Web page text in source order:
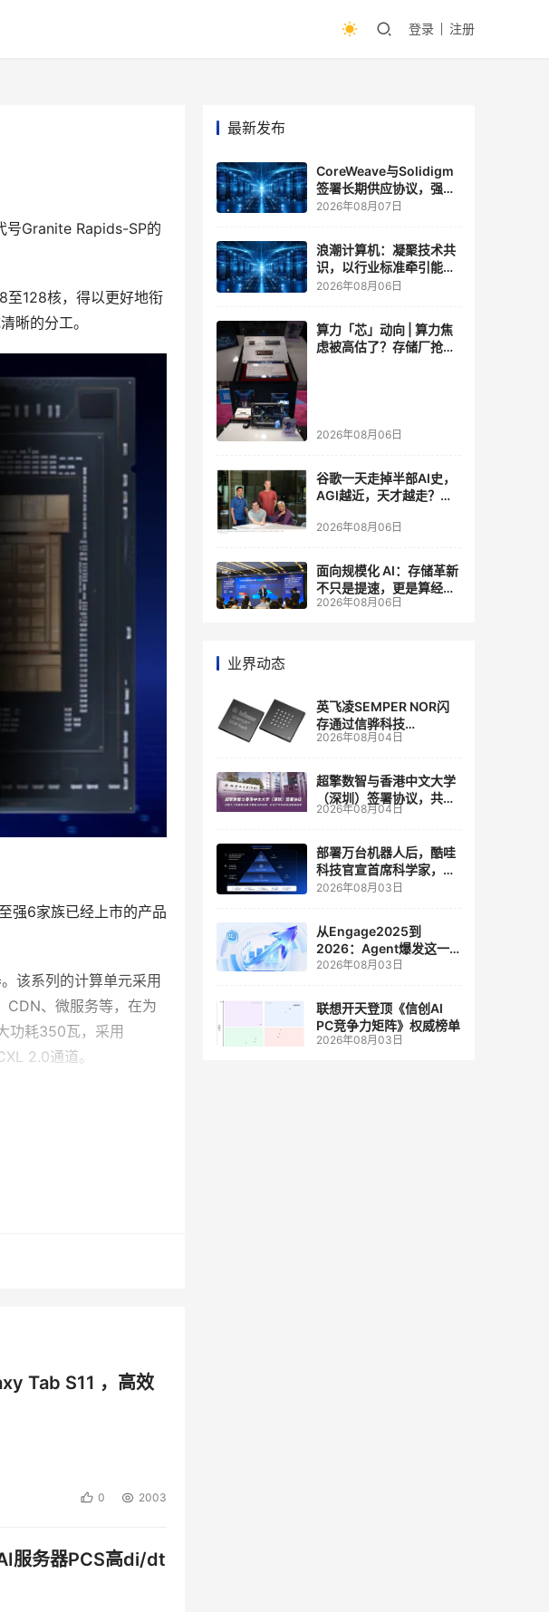
登录 注册
号Granite Rapids-SP的
至128核，得以更好地衔
晰的分工。
强6家族已经上市的产品
该系列的计算单元采用
CDN、微服务等，在为
功耗350瓦，采用
2.0通道。
要求严苛的云、科学
能核）、提供更大的内
（LGA 7529），最大
下，性能表现是至强6
Tab S11 ，高效
0 2003
服务器PCS高di/dt
最新发布
CoreWeave与Solidigm
签署长期供应协议，强化
一体化人工智能云平台
2026年08月07日
浪潮计算机：凝聚技术共
识，以行业标准牵引能力
跃升
2026年08月06日
算力「芯」动向 | 算力焦
虑被高估了？存储厂抢了
2026年08月06日
谷歌一天走掉半部AI史，
AGI越近，天才越走？大
自己的研发节奏
2026年08月06日
面向规模化 AI：存储革新
不只是提速，更是算经济
账
2026年08月06日
业界动态
英飞凌SEMPER NOR闪
存通过信骅科技
AST2700 BMC认证，全
管理
2026年08月04日
超擎数智与香港中文大学
（深圳）签署协议，共建
人工智能和边缘计算联合
2026年08月04日
部署万台机器人后，酷哇
科技官宣首席科学家，要
让世界模型交付生产力
2026年08月03日
从Engage2025到
2026：Agent爆发这一
年，AI CRM 走到哪了
2026年08月03日
联想开天登顶《信创AI
PC竞争力矩阵》权威榜单
2026年08月03日